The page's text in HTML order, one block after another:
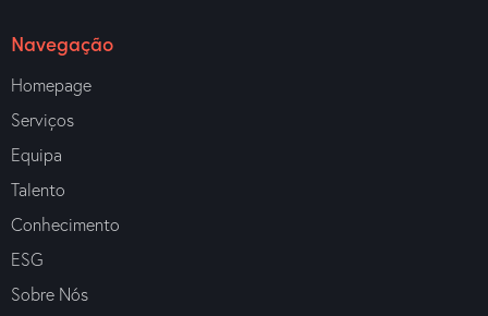
Navegação
Homepage
Serviços
Equipa
Talento
Conhecimento
ESG
Sobre Nós